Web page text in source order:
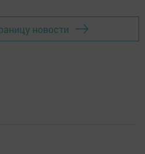
новости